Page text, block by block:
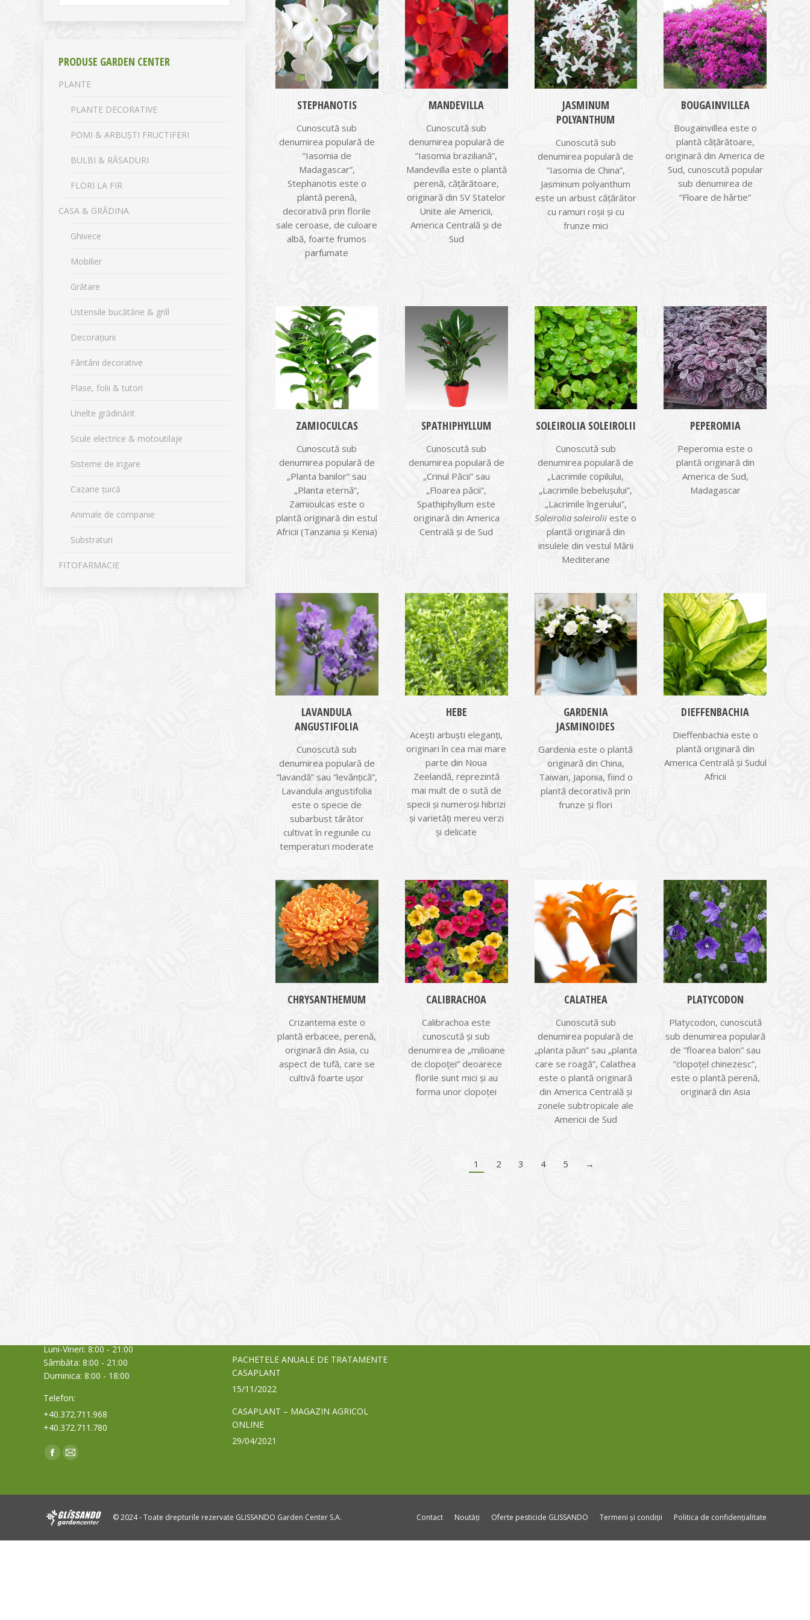
STEPHANOTIS
Cunoscută sub
denumirea populară de
”Iasomia de
Madagascar”,
Stephanotis este o
plantă perenă,
decorativă prin florile
sale ceroase, de culoare
albă, foarte frumos
parfumate
MANDEVILLA
Cunoscută sub
denumirea populară de
”Iasomia braziliană”,
Mandevilla este o plantă
perenă, căţărătoare,
originară din SV Statelor
Unite ale Americii,
America Centrală şi de
Sud
JASMINUM
POLYANTHUM
Cunoscută sub
denumirea populară de
”Iasomia de China”,
Jasminum polyanthum
este un arbust cățărător
cu ramuri roșii și cu
frunze mici
BOUGAINVILLEA
Bougainvillea este o
plantă căţărătoare,
originară din America de
Sud, cunoscută popular
sub denumirea de
”Floare de hârtie”
ZAMIOCULCAS
Cunoscută sub
denumirea populară de
„Planta banilor” sau
„Planta eternă”,
Zamioulcas este o
plantă originară din estul
Africii (Tanzania şi Kenia)
SPATHIPHYLLUM
Cunoscută sub
denumirea populară de
„Crinul Păcii” sau
„Floarea păcii”,
Spathiphyllum este
originară din America
Centrală şi de Sud
SOLEIROLIA SOLEIROLII
Cunoscută sub
denumirea populară de
„Lacrimile copilului,
„Lacrimile bebeluşului”,
„Lacrimile îngerului”,
Soleirolia soleiroliieste o
plantă originară din
insulele din vestul Mării
Mediterane
PEPEROMIA
Peperomia este o
plantă originară din
America de Sud,
Madagascar
LAVANDULA
ANGUSTIFOLIA
Cunoscută sub
denumirea populară de
”lavandă” sau ”levănţică”,
Lavandula angustifolia
este o specie de
subarbust târâtor
cultivat în regiunile cu
temperaturi moderate
HEBE
Aceşti arbuşti eleganţi,
originari în cea mai mare
parte din Noua
Zeelandă, reprezintă
mai mult de o sută de
specii şi numeroşi hibrizi
şi varietăţi mereu verzi
şi delicate
GARDENIA
JASMINOIDES
Gardenia este o plantă
originară din China,
Taiwan, Japonia, fiind o
plantă decorativă prin
frunze şi flori
DIEFFENBACHIA
Dieffenbachia este o
plantă originară din
America Centrală şi Sudul
Africii
CHRYSANTHEMUM
Crizantema este o
plantă erbacee, perenă,
originară din Asia, cu
aspect de tufă, care se
cultivă foarte uşor
CALIBRACHOA
Calibrachoa este
cunoscută şi sub
denumirea de „milioane
de clopoţei” deoarece
florile sunt mici şi au
forma unor clopoţei
CALATHEA
Cunoscută sub
denumirea populară de
„planta păun” sau „planta
care se roagă”, Calathea
este o plantă originară
din America Centrală şi
zonele subtropicale ale
Americii de Sud
PLATYCODON
Platycodon, cunoscută
sub denumirea populară
de ”floarea balon” sau
”clopoțel chinezesc”,
este o plantă perenă,
originară din Asia
1 2 3 4 5 →
PRODUSE GARDEN CENTER
PLANTE
PLANTE DECORATIVE
POMI & ARBUȘTI FRUCTIFERI
BULBI & RĂSADURI
FLORI LA FIR
CASA & GRĂDINA
Ghivece
Mobilier
Grătare
Ustensile bucătărie & grill
Decorațiuni
Fântâni decorative
Plase, folii & tutori
Unelte grădinărit
Scule electrice & motoutilaje
Sisteme de irigare
Cazane țuică
Animale de companie
Substraturi
FITOFARMACIE
Luni-Vineri: 8:00 - 21:00
Sâmbăta: 8:00 - 21:00
Duminica: 8:00 - 18:00
Telefon:
+40.372.711.968
+40.372.711.780
Find us on:
Facebook
new
Mail
new
PACHETELE ANUALE DE TRATAMENTE
CASAPLANT
15/11/2022
CASAPLANT – MAGAZIN AGRICOL
ONLINE
29/04/2021
© 2024 - Toate drepturile rezervate GLISSANDO Garden Center S.A. Contact Noutăți Oferte pesticide GLISSANDO Termeni și condiții Politica de confidențialitate